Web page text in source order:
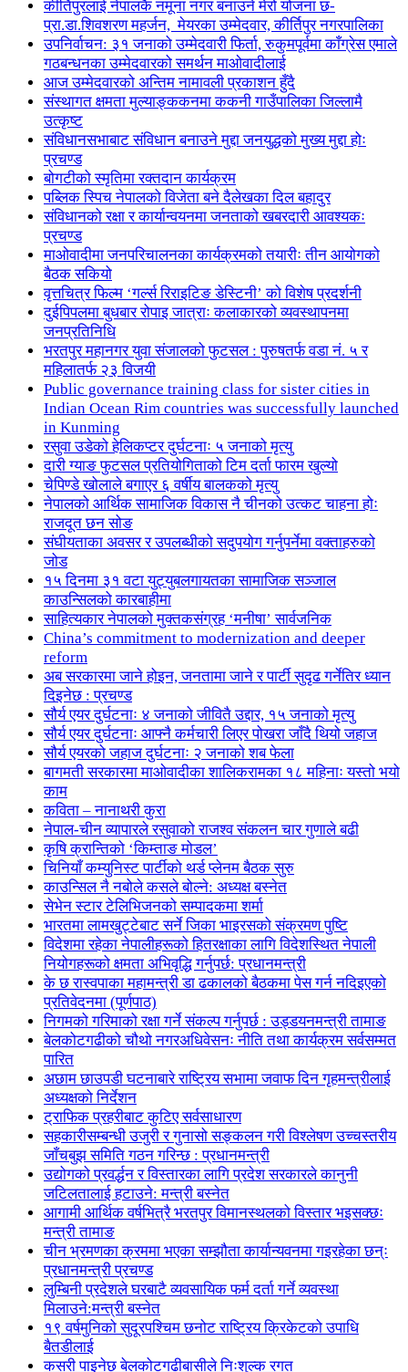
कीर्तिपुरलाई नेपालकै नमूना नगर बनाउने मेरो योजना छ-
प्रा.डा.शिवशरण महर्जन, मेयरका उम्मेदवार, कीर्तिपुर नगरपालिका
उपनिर्वाचन: ३१ जनाको उम्मेदवारी फिर्ता, रुकुमपूर्वमा काँग्रेस एमाले
गठबन्धनका उम्मेदवारको समर्थन माओवादीलाई
आज उम्मेदवारको अन्तिम नामावली प्रकाशन हुँदै
संस्थागत क्षमता मुल्याङ्ककनमा ककनी गाउँपालिका जिल्लामै
उत्कृष्ट
संविधानसभाबाट संविधान बनाउने मुद्दा जनयुद्धको मुख्य मुद्दा होः
प्रचण्ड
बोगटीको स्मृतिमा रक्तदान कार्यक्रम
पब्लिक स्पिच नेपालको विजेता बने दैलेखका दिल बहादुर
संविधानको रक्षा र कार्यान्वयनमा जनताको खबरदारी आवश्यकः
प्रचण्ड
माओवादीमा जनपरिचालनका कार्यक्रमको तयारीः तीन आयोगको
बैठक सकियो
वृत्तचित्र फिल्म ‘गर्ल्स रिराइटिङ डेस्टिनी’ को विशेष प्रदर्शनी
दुईपिपलमा बुधबार रोपाइ जात्राः कलाकारको व्यवस्थापनमा
जनप्रतिनिधि
भरतपुर महानगर युवा संजालको फुटसल : पुरुषतर्फ वडा नं. ५ र
महिलातर्फ २३ विजयी
Public governance training class for sister cities in
Indian Ocean Rim countries was successfully launched
in Kunming
रसुवा उडेको हेलिकप्टर दुर्घटनाः ५ जनाको मृत्यु
दारी ग्याङ फुटसल प्रतियोगिताको टिम दर्ता फारम खुल्यो
चेपिण्डे खोलाले बगाएर ६ वर्षीय बालकको मृत्यु
नेपालको आर्थिक सामाजिक विकास नै चीनको उत्कट चाहना होः
राजदूत छन सोङ
संघीयताका अवसर र उपलब्धीको सदुपयोग गर्नुपर्नेमा वक्ताहरुको
जोड
१५ दिनमा ३१ वटा युट्युबलगायतका सामाजिक सञ्जाल
काउन्सिलको कारबाहीमा
साहित्यकार नेपालको मुक्तकसंग्रह ‘मनीषा’ सार्वजनिक
China’s commitment to modernization and deeper
reform
अब सरकारमा जाने होइन, जनतामा जाने र पार्टी सुदृढ गर्नेतिर ध्यान
दिइनेछ : प्रचण्ड
सौर्य एयर दुर्घटनाः ४ जनाको जीवितै उद्दार, १५ जनाको मृत्यु
सौर्य एयर दुर्घटनाः आफ्नै कर्मचारी लिएर पोखरा जाँदै थियो जहाज
सौर्य एयरको जहाज दुर्घटनाः २ जनाको शब फेला
बागमती सरकारमा माओवादीका शालिकरामका १८ महिनाः यस्तो भयो
काम
कविता – नानाथरी कुरा
नेपाल-चीन व्यापारले रसुवाको राजश्व संकलन चार गुणाले बढी
कृषि क्रान्तिको ‘किम्ताङ मोडल’
चिनियाँ कम्युनिस्ट पार्टीको थर्ड प्लेनम बैठक सुरु
काउन्सिल नै नबोले कसले बोल्ने: अध्यक्ष बस्नेत
सेभेन स्टार टेलिभिजनको सम्पादकमा शर्मा
भारतमा लामखुट्टेबाट सर्ने जिका भाइरसको संक्रमण पुष्टि
विदेशमा रहेका नेपालीहरूको हितरक्षाका लागि विदेशस्थित नेपाली
नियोगहरूको क्षमता अभिवृद्धि गर्नुपर्छ: प्रधानमन्त्री
के छ रास्वपाका महामन्त्री डा ढकालको बैठकमा पेस गर्न नदिइएको
प्रतिवेदनमा (पूर्णपाठ)
निगमको गरिमाको रक्षा गर्ने संकल्प गर्नुपर्छ : उड्डयनमन्त्री तामाङ
बेलकोटगढीको चौथो नगरअधिवेसनः नीति तथा कार्यक्रम सर्वसम्मत
पारित
अछाम छाउपडी घटनाबारे राष्ट्रिय सभामा जवाफ दिन गृहमन्त्रीलाई
अध्यक्षको निर्देशन
ट्राफिक प्रहरीबाट कुटिए सर्वसाधारण
सहकारीसम्बन्धी उजुरी र गुनासो सङ्कलन गरी विश्लेषण उच्चस्तरीय
जाँचबुझ समिति गठन गरिन्छ : प्रधानमन्त्री
उद्योगको प्रवर्द्धन र विस्तारका लागि प्रदेश सरकारले कानुनी
जटिलतालाई हटाउने: मन्त्री बस्नेत
आगामी आर्थिक वर्षभित्रै भरतपुर विमानस्थलको विस्तार भइसक्छः
मन्त्री तामाङ
चीन भ्रमणका क्रममा भएका सम्झौता कार्यान्यवनमा गइरहेका छन्ः
प्रधानमन्त्री प्रचण्ड
लुम्बिनी प्रदेशले घरबाटै व्यवसायिक फर्म दर्ता गर्ने व्यवस्था
मिलाउने:मन्त्री बस्नेत
१९ वर्षमुनिको सुदूरपश्चिम छनोट राष्ट्रिय क्रिकेटको उपाधि
बैतडीलाई
कसरी पाइनेछ बेलकोटगढीबासीले निःशुल्क रगत